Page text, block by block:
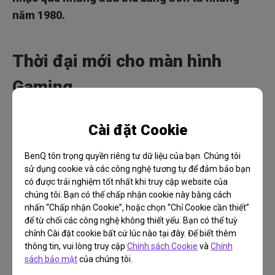
Cài đặt Cookie
BenQ tôn trọng quyền riêng tư dữ liệu của bạn. Chúng tôi
sử dụng cookie và các công nghệ tương tự để đảm bảo bạn
có được trải nghiệm tốt nhất khi truy cập website của
chúng tôi. Bạn có thể chấp nhận cookie này bằng cách
nhấn “Chấp nhận Cookie”, hoặc chọn “Chỉ Cookie cần thiết”
để từ chối các công nghệ không thiết yếu. Bạn có thể tuỳ
chỉnh Cài đặt cookie bất cứ lúc nào tại đây. Để biết thêm
thông tin, vui lòng truy cập Chính sách Cookie và Chính
sách bảo mậtcủa chúng tôi.
năm 1980.
Thời đại mới cho màn hình
Gaming
chuẩn hiệu suất đồ họa cho chơi game. Ban đầu
1080p 60Hz chỉ áp dụng với các game trên PC,
màn hình này đã dần trở nên phổ biến trên bảng
điều khiển Xbox One và PS4. Vào cuối những
năm 2010, phần cứng PC ngày càng hiện đại hơn
và các bảng điều khiển đã được cập nhật bản
nâng cấp dưới dạng PS4 Pro và Xbox One X.
Điều này đã giúp 4K và 2160p không còn quá xa